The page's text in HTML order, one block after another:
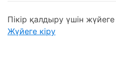
Пікір қалдыру үшін жүйеге
Жүйеге кіру